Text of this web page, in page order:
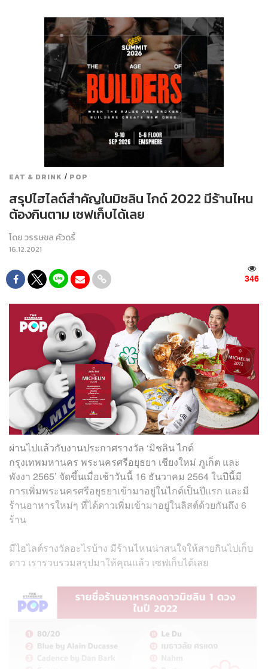
EAT & DRINK / POP
สรุปไฮไลต์สำคัญในมิชลิน ไกด์ 2022 มีร้านไหน
ต้องกินตาม เซฟเก็บได้เลย
โดยวรรษชล คัวดรี้
16.12.2021
346
ผ่านไปแล้วกับงานประกาศรางวัล ‘มิชลิน ไกด์
กรุงเทพมหานคร พระนครศรีอยุธยา เชียงใหม่ ภูเก็ต และ
พังงา 2565’ จัดขึ้นเมื่อเช้าวันนี้ 16 ธันวาคม 2564 ในปีนี้มี
การเพิ่มพระนครศรีอยุธยาเข้ามาอยู่ในไกด์เป็นปีแรก และมี
ร้านอาหารใหม่ๆ ที่ได้ดาวเพิ่มเข้ามาอยู่ในลิสต์ด้วยกันถึง 6
ร้าน
มีไฮไลต์รางวัลอะไรบ้าง มีร้านไหนน่าสนใจให้สายกินไปเก็บ
ดาว เรารวบรวมสรุปมาให้คุณแล้ว เซฟเก็บได้เลย